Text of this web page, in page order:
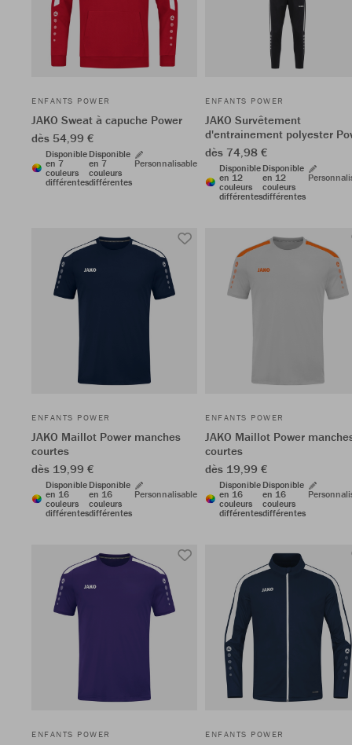
ENFANTS POWER
JAKO Sweat à capuche Power
dès 54,99 €
Disponible
en 7
couleurs
différentes
Disponible
en 7
couleurs
différentes
Personnalisable
ENFANTS POWER
JAKO Survêtement
d'entrainement polyester
dès 74,98 €
Disponible
en 12
couleurs
différentes
Disponible
en 12
couleurs
différentes
ENFANTS POWER
JAKO Maillot Power manches
courtes
dès 19,99 €
Disponible
en 16
couleurs
différentes
Disponible
en 16
couleurs
différentes
Personnalisable
ENFANTS POWER
JAKO Maillot Power
courtes
dès 19,99 €
Disponible
en 16
couleurs
différentes
Disponible
en 16
couleurs
différentes
ENFANTS POWER ENFANTS POWER